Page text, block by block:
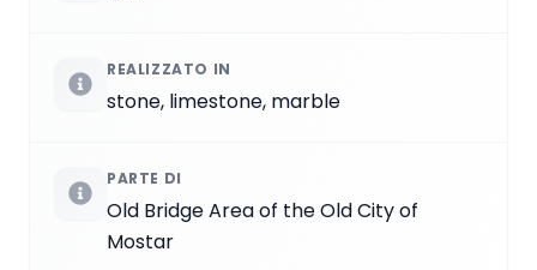
REALIZZATO IN
stone, limestone, marble
PARTE DI
Old Bridge Area of the Old City of
Mostar